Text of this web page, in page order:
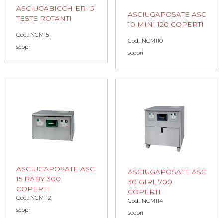
ASCIUGABICCHIERI 5
TESTE ROTANTI
Cod.: NCM151
scopri
ASCIUGAPOSATE ASC
10 MINI 120 COPERTI
Cod.: NCM110
scopri
ASCIUGAPOSATE ASC
15 BABY 300
COPERTI
Cod.: NCM112
scopri
ASCIUGAPOSATE ASC
30 GIRL 700
COPERTI
Cod.: NCM114
scopri